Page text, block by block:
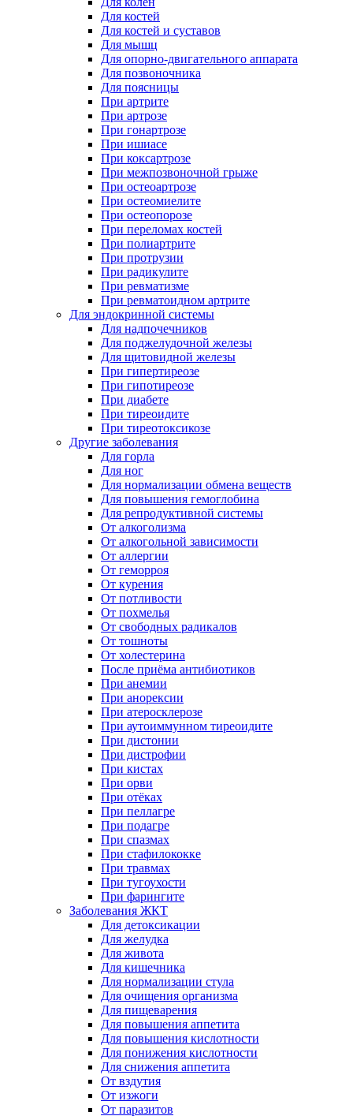
Для костей
Для костей и суставов
Для мышц
Для опорно-двигательного аппарата
Для позвоночника
Для поясницы
При артрите
При артрозе
При гонартрозе
При ишиасе
При коксартрозе
При межпозвоночной грыже
При остеоартрозе
При остеомиелите
При остеопорозе
При переломах костей
При полиартрите
При протрузии
При радикулите
При ревматизме
При ревматоидном артрите
Для эндокринной системы
Для надпочечников
Для поджелудочной железы
Для щитовидной железы
При гипертиреозе
При гипотиреозе
При диабете
При тиреоидите
При тиреотоксикозе
Другие заболевания
Для горла
Для ног
Для нормализации обмена веществ
Для повышения гемоглобина
Для репродуктивной системы
От алкоголизма
От алкогольной зависимости
От аллергии
От геморроя
От курения
От потливости
От похмелья
От свободных радикалов
От тошноты
От холестерина
После приёма антибиотиков
При анемии
При анорексии
При атеросклерозе
При аутоиммунном тиреоидите
При дистонии
При дистрофии
При кистах
При орви
При отёках
При пеллагре
При подагре
При спазмах
При стафилококке
При травмах
При тугоухости
При фарингите
Заболевания ЖКТ
Для детоксикации
Для желудка
Для живота
Для кишечника
Для нормализации стула
Для очищения организма
Для пищеварения
Для повышения аппетита
Для повышения кислотности
Для понижения кислотности
Для снижения аппетита
От вздутия
От изжоги
От паразитов